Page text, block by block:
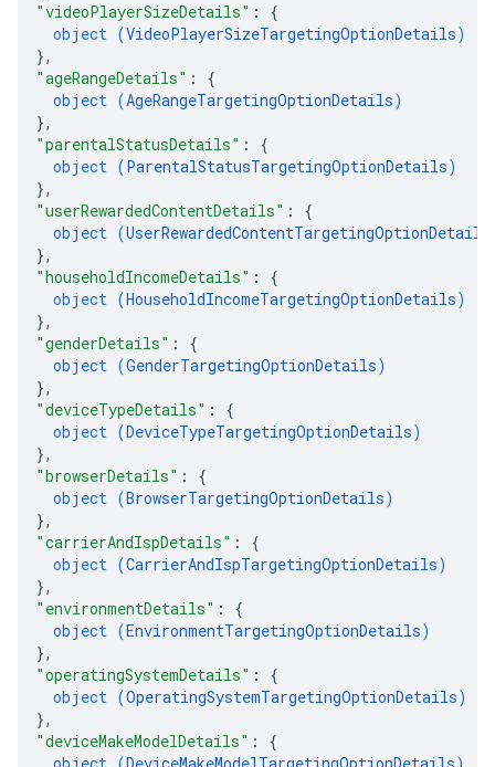
"videoPlayerSizeDetails" : {
object (VideoPlayerSizeTargetingOptionDetails)
},
"ageRangeDetails" : {
object (AgeRangeTargetingOptionDetails)
},
"parentalStatusDetails" : {
object (ParentalStatusTargetingOptionDetails)
},
"userRewardedContentDetails" : {
object (UserRewardedContentTargetingOptionDetails
},
"householdIncomeDetails" : {
object (HouseholdIncomeTargetingOptionDetails)
},
"genderDetails" : {
object (GenderTargetingOptionDetails)
},
"deviceTypeDetails" : {
object (DeviceTypeTargetingOptionDetails)
},
"browserDetails" : {
object (BrowserTargetingOptionDetails)
},
"carrierAndIspDetails" : {
object (CarrierAndIspTargetingOptionDetails)
},
"environmentDetails" : {
object (EnvironmentTargetingOptionDetails)
},
"operatingSystemDetails" : {
object (OperatingSystemTargetingOptionDetails)
},
"deviceMakeModelDetails" : {